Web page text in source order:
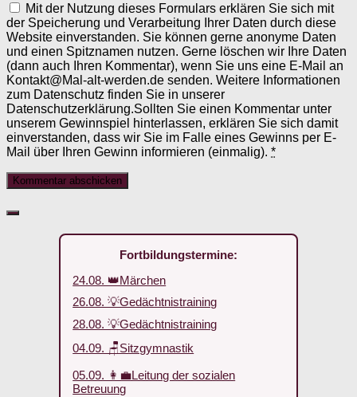
Mit der Nutzung dieses Formulars erklären Sie sich mit
der Speicherung und Verarbeitung Ihrer Daten durch diese
Website einverstanden. Sie können gerne anonyme Daten
und einen Spitznamen nutzen. Gerne löschen wir Ihre Daten
(dann auch Ihren Kommentar), wenn Sie uns eine E-Mail an
Kontakt@Mal-alt-werden.de senden. Weitere Informationen
zum Datenschutz finden Sie in unserer
Datenschutzerklärung.Sollten Sie einen Kommentar unter
unserem Gewinnspiel hinterlassen, erklären Sie sich damit
einverstanden, dass wir Sie im Falle eines Gewinns per E-
Mail über Ihren Gewinn informieren (einmalig). *
Fortbildungstermine:
24.08. 👑Märchen
26.08. 💡Gedächtnistraining
28.08. 💡Gedächtnistraining
04.09. 🪑Sitzgymnastik
05.09. 👩‍💼Leitung der sozialen
Betreuung